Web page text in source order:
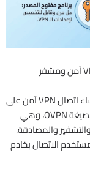
برنامج OpenVPN للكمبيوتر هو تطبيق مخصص لإنشاء اتصال VPN آمن على
نظام ويندوز. يعتمد البرنامج غالبًا على ملفات إعداد بصيغة OVPN، وهي
والمصادقة.
الاتصال بخادم